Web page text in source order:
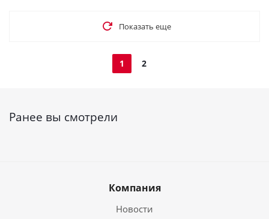
Показать еще
1 2
Ранее вы смотрели
Компания
Новости